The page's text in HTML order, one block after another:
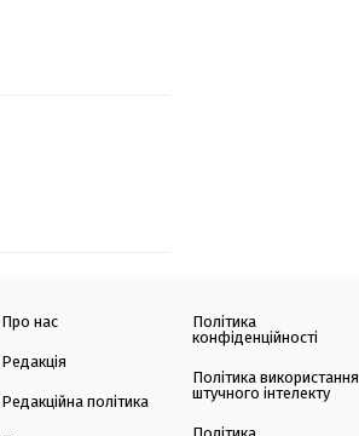
Про нас
Редакція
Редакційна політика
Політика
конфіденційності
Політика використання
штучного інтелекту